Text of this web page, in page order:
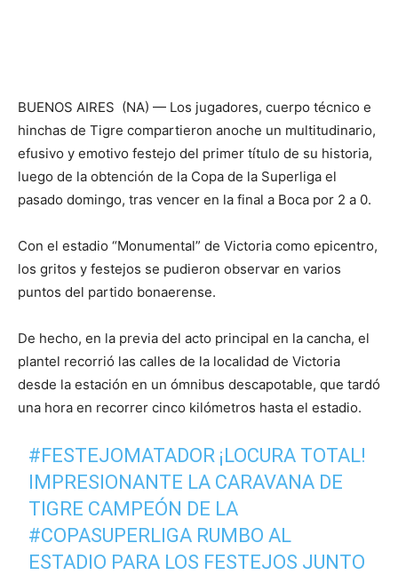
BUENOS AIRES (NA) — Los jugadores, cuerpo técnico e
hinchas de Tigre compartieron anoche un multitudinario,
efusivo y emotivo festejo del primer título de su historia,
luego de la obtención de la Copa de la Superliga el
pasado domingo, tras vencer en la final a Boca por 2 a 0.
Con el estadio “Monumental” de Victoria como epicentro,
los gritos y festejos se pudieron observar en varios
puntos del partido bonaerense.
De hecho, en la previa del acto principal en la cancha, el
plantel recorrió las calles de la localidad de Victoria
desde la estación en un ómnibus descapotable, que tardó
una hora en recorrer cinco kilómetros hasta el estadio.
#FESTEJOMATADOR ¡LOCURA TOTAL!
IMPRESIONANTE LA CARAVANA DE
TIGRE CAMPEÓN DE LA
#COPASUPERLIGA RUMBO AL
ESTADIO PARA LOS FESTEJOS JUNTO